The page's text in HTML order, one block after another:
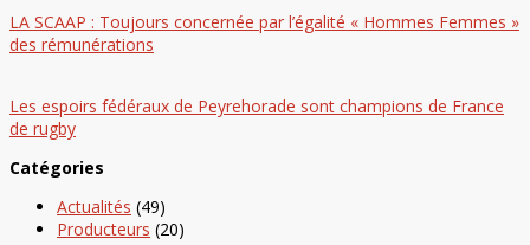
LA SCAAP : Toujours concernée par l’égalité « Hommes Femmes »
des rémunérations
Les espoirs fédéraux de Peyrehorade sont champions de France
de rugby
Catégories
Actualités (49)
Producteurs (20)